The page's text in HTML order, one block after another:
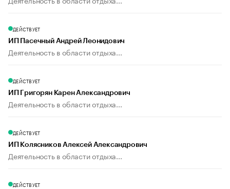
ДЕЙСТВУЕТ
ИП Пасечный Андрей Леонидович
Деятельность в области отдыха...
ДЕЙСТВУЕТ
ИП Григорян Карен Александрович
Деятельность в области отдыха...
ДЕЙСТВУЕТ
ИП Колясников Алексей Александрович
Деятельность в области отдыха...
ДЕЙСТВУЕТ